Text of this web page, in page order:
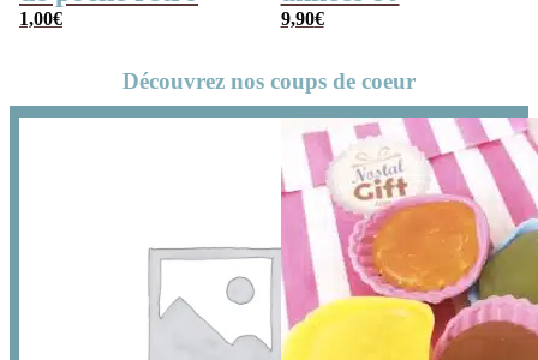
1,00€ 9,90€
Découvrez nos coups de coeur